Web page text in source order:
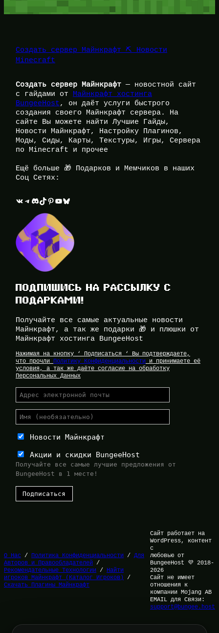
Создать сервер Майнкрафт ⛏️ Новости
Minecraft
Создать сервер Майнкрафт — новостной сайт
с гайдами от
Майнкрафт хостинга
BungeeHost, он даёт услуги быстрого
создания своего Майнкрафт сервера. На
сайте Вы можете найти Лучшие Гайды,
Новости Майнкрафт, Настройку Плагинов,
Моды, Сиды, Карты, Текстуры, Игры, Сервера
по Minecraft и прочее
Ещё больше 🎁 Подарков и Мемчиков в наших
Соц Сетях:
ВКонтакте Telegram Discord TikTok Pinterest YouTube Bluesky
ПОДПИШИСЬ НА РАССЫЛКУ С
ПОДАРКАМИ!
Получайте все самые актуальные новости
Майнкрафт, а так же подарки 🎁 и плюшки от
Майнкрафт хостинга BungeeHost
Нажимая на кнопку ‘ Подписаться ‘ Вы подтверждаете,
что прочли Политику Конфиденциальности и принимаете её
условия, а так же даёте согласие на обработку
Персональных Данных
Новости Майнкрафт
Акции и скидки BungeeHost
Получайте все самые лучшие предложения от
BungeeHost в 1 месте!
О Нас / Политика Конфиденциальности / Для
Авторов и Правообладателей /
Рекомендательные Технологии / Найти
игроков Майнкрафт (Каталог Игроков) /
Скачать Плагины Майнкрафт
Сайт работает на
WordPress, контент
с
любовью от
BungeeHost 💜 2018-
2026
Сайт не имеет
отношения к
компании Mojang AB
EMAIL для Связи:
support@bungee.host